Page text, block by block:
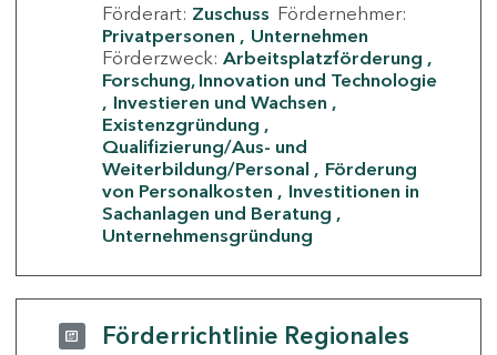
Förderart: Zuschuss Fördernehmer:
Privatpersonen
Unternehmen
Förderzweck: Arbeitsplatzförderung
Forschung, Innovation und Technologie
Investieren und Wachsen
Existenzgründung
Qualifizierung/Aus- und
Weiterbildung/Personal
Förderung
von Personalkosten
Investitionen in
Sachanlagen und Beratung
Unternehmensgründung
Förderrichtlinie Regionales